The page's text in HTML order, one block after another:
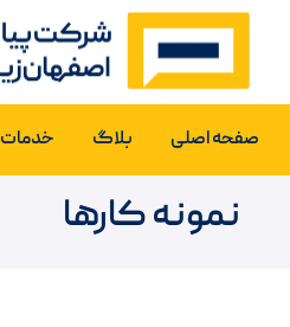
صفحه اصلی بلاگ خدمات
نمونه کارها